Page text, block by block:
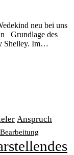
neu bei uns
Grundlage des
Shelley. Im…
Anspruch
Bearbeitung